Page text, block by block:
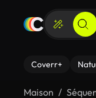
Coverr+
Maison